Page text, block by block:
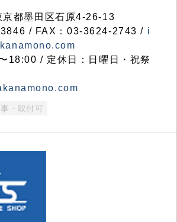
都墨田区石原4-26-13
/ FAX：03-3624-2743 / i
18:00 / 定休日：日曜日・祝祭
・取付可